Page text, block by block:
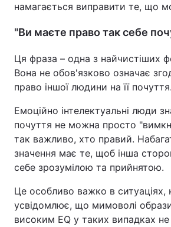
намагається виправити те, що
"Ви маєте право так себе
Ця фраза – одна з найчистіших
Вона не обов'язково означає
право іншої людини на її почуття.
Емоційно інтелектуальні люди
почуття не можна просто
так важливо, хто правий.
значення має те, щоб інша
себе зрозумілою та прийнятою.
Це особливо важко в ситуаціях,
усвідомлює, що мимоволі
високим EQ у таких випадках